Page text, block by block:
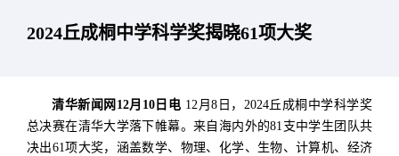
2024丘成桐中学科学奖揭晓61项大奖
清华新闻网12月10日电 12月8日，2024丘成桐中学科学奖
总决赛在清华大学落下帷幕。来自海内外的81支中学生团队共
决出61项大奖，涵盖数学、物理、化学、生物、计算机、经济